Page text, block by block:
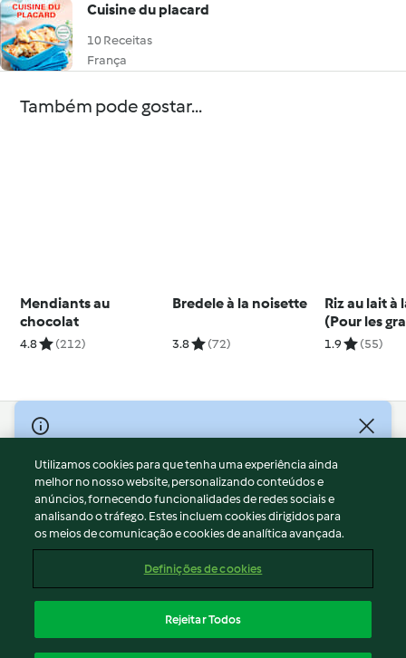
Cuisine du placard
10 Receitas
França
Também pode gostar...
Mendiants au
chocolat
4.8 (212)
Bredele à la noisette
3.8 (72)
Riz au lait à
(Pour les
tout-petits)
1.9 (55)
© Copyright 2026
Termos de Utilização
Aviso sobre Proteção de Dados
Aviso
Apoio legal
Conteúdo do relatório
Declaração de acessibilidade
Utilizamos cookies para que tenha uma experiência ainda
melhor no nosso website, personalizando conteúdos e
anúncios, fornecendo funcionalidades de redes sociais e
analisando o tráfego. Estes incluem cookies dirigidos para
os meios de comunicação e cookies de analítica avançada.
Definições de cookies
Rejeitar Todos